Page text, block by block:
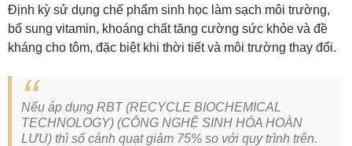
Định kỳ sử dụng chế phẩm sinh học làm sạch môi trường,
bổ sung vitamin, khoáng chất tăng cường sức khỏe và đề
kháng cho tôm, đặc biệt khi thời tiết và môi trường thay đổi.
Nếu áp dụng RBT (RECYCLE BIOCHEMICAL
TECHNOLOGY) (CÔNG NGHỆ SINH HÓA HOÀN
LƯU) thì số cánh quạt giảm 75% so với quy trình trên.